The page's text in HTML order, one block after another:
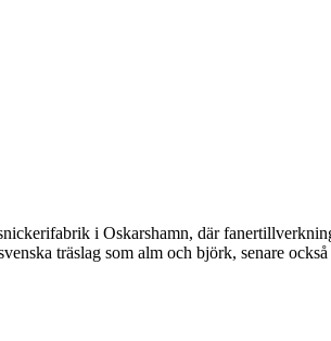
i Oskarshamn, där
träslag som alm och björk, senare